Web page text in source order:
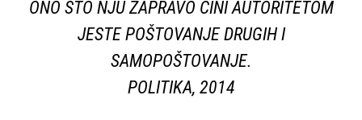
ONO ŠTO NJU ZAPRAVO ČINI AUTORITETOM
JESTE POŠTOVANJE DRUGIH I
SAMOPOŠTOVANJE.
POLITIKA, 2014